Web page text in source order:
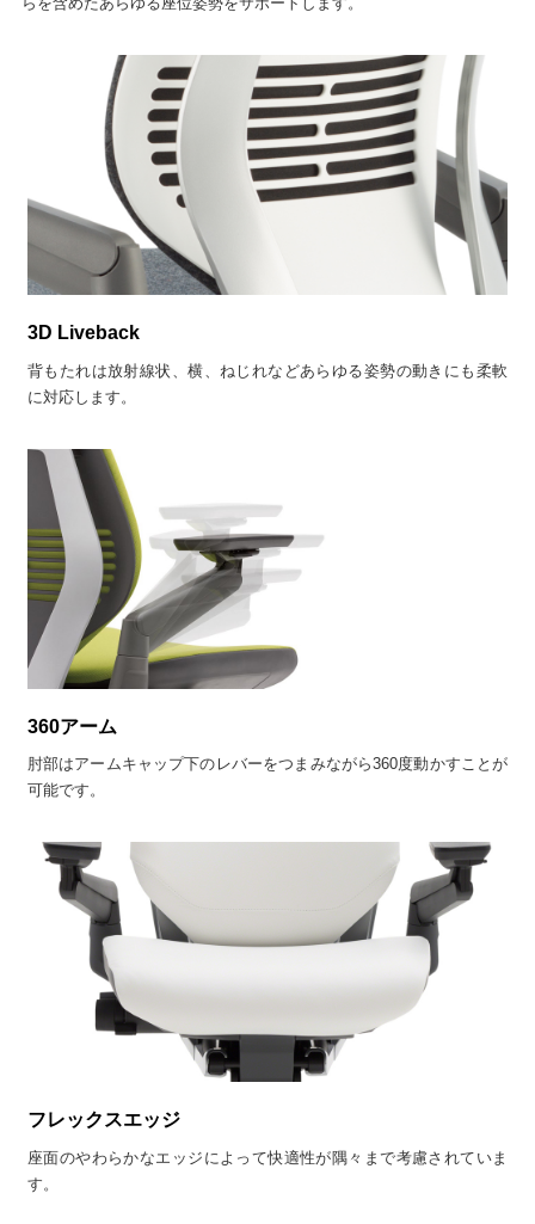
3D Liveback
背もたれは放射線状、横、ねじれなどあらゆる姿勢の動きにも柔軟
に対応します。
360アーム
肘部はアームキャップ下のレバーをつまみながら360度動かすことが
可能です。
フレックスエッジ
座面のやわらかなエッジによって快適性が隅々まで考慮されていま
す。